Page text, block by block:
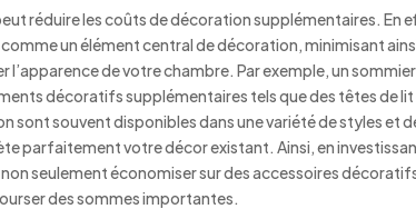
réduire les coûts de décoration supplémentaires. En
un élément central de décoration, minimisant
de votre chambre. Par exemple, un sommier
décoratifs supplémentaires tels que des têtes de lit
sont souvent disponibles dans une variété de styles et
parfaitement votre décor existant. Ainsi, en
non seulement économiser sur des accessoires
des sommes importantes.